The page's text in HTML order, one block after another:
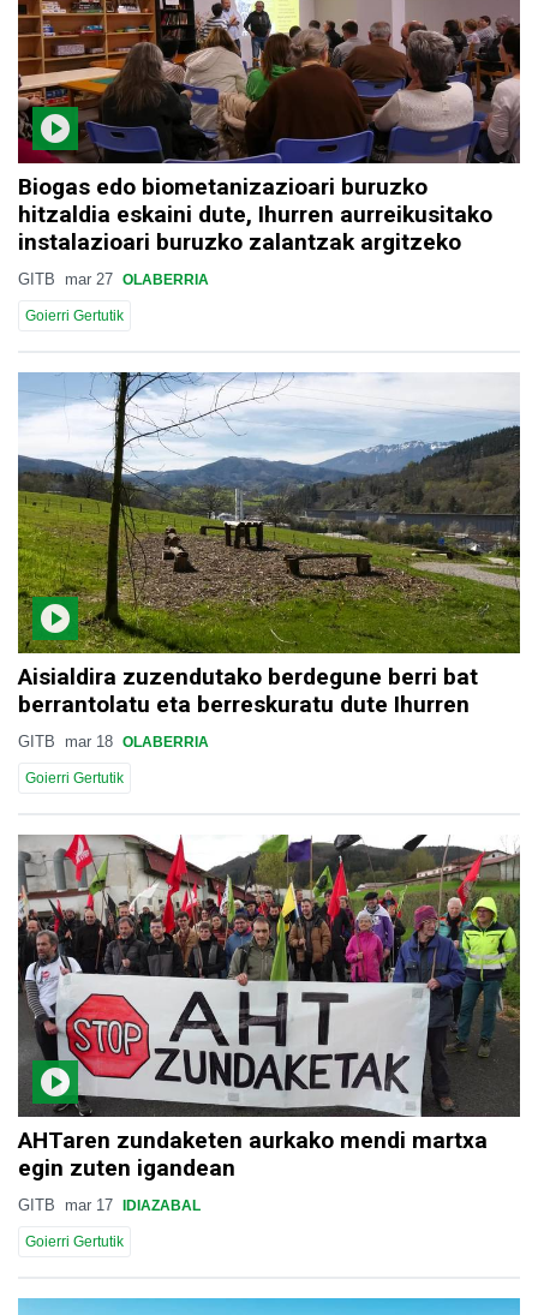
Biogas edo biometanizazioari buruzko
hitzaldia eskaini dute, Ihurren aurreikusitako
instalazioari buruzko zalantzak argitzeko
GITB mar 27 OLABERRIA
Goierri Gertutik
Aisialdira zuzendutako berdegune berri bat
berrantolatu eta berreskuratu dute Ihurren
GITB mar 18 OLABERRIA
Goierri Gertutik
AHTaren zundaketen aurkako mendi martxa
egin zuten igandean
GITB mar 17 IDIAZABAL
Goierri Gertutik